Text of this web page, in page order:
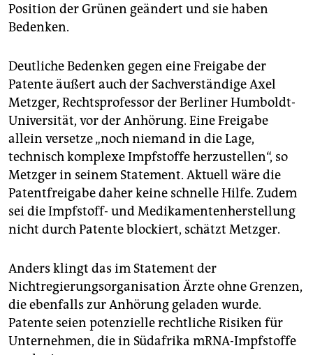
Position der Grünen geändert und sie haben
Bedenken.
Deutliche Bedenken gegen eine Freigabe der
Patente äußert auch der Sachverständige Axel
Metzger, Rechtsprofessor der Berliner Humboldt-
Universität, vor der Anhörung. Eine Freigabe
allein versetze „noch niemand in die Lage,
technisch komplexe Impfstoffe herzustellen“, so
Metzger in seinem Statement. Aktuell wäre die
Patentfreigabe daher keine schnelle Hilfe. Zudem
sei die Impfstoff- und Medikamentenherstellung
nicht durch Patente blockiert, schätzt Metzger.
Anders klingt das im Statement der
Nichtregierungsorganisation Ärzte ohne Grenzen,
die ebenfalls zur Anhörung geladen wurde.
Patente seien potenzielle rechtliche Risiken für
Unternehmen, die in Südafrika mRNA-Impfstoffe